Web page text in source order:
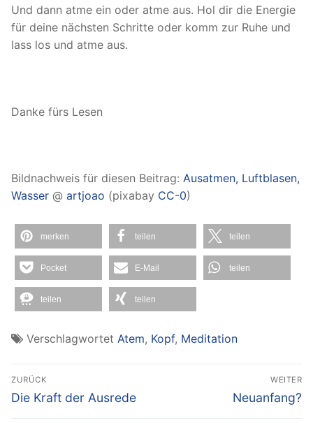
Und dann atme ein oder atme aus. Hol dir die Energie
für deine nächsten Schritte oder komm zur Ruhe und
lass los und atme aus.
Danke fürs Lesen
Bildnachweis für diesen Beitrag: Ausatmen, Luftblasen,
Wasser @ artjoao (pixabay CC-0)
merken teilen teilen
Pocket E-Mail teilen
teilen teilen
Verschlagwortet Atem, Kopf, Meditation
Beitragsnavigation
ZURÜCK
Vorheriger
Die Kraft der Ausrede
WEITER
Nächster
Neuanfang?